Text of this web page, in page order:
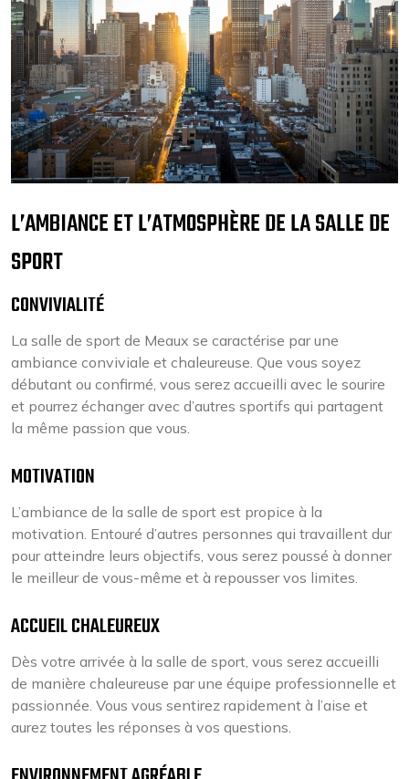
L’AMBIANCE ET L’ATMOSPHÈRE DE LA SALLE DE
SPORT
CONVIVIALITÉ
La salle de sport de Meaux se caractérise par une
ambiance conviviale et chaleureuse. Que vous soyez
débutant ou confirmé, vous serez accueilli avec le sourire
et pourrez échanger avec d’autres sportifs qui partagent
la même passion que vous.
MOTIVATION
L’ambiance de la salle de sport est propice à la
motivation. Entouré d’autres personnes qui travaillent dur
pour atteindre leurs objectifs, vous serez poussé à donner
le meilleur de vous-même et à repousser vos limites.
ACCUEIL CHALEUREUX
Dès votre arrivée à la salle de sport, vous serez accueilli
de manière chaleureuse par une équipe professionnelle et
passionnée. Vous vous sentirez rapidement à l’aise et
aurez toutes les réponses à vos questions.